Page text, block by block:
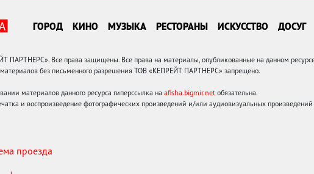
ГОРОД КИНО МУЗЫКА РЕСТОРАНЫ ИСКУССТВО ДОСУГ
Все права защищены. Все права на материалы, опубликованные на данном
без письменного разрешения ТОВ «КЕПРЕЙТ ПАРТНЕРС» запрещено.
материалов данного ресурса гиперссылка на afisha.bigmir.net обязательна.
и воспроизведение фотографических произведений и/или аудиовизуальных произведений
проезда